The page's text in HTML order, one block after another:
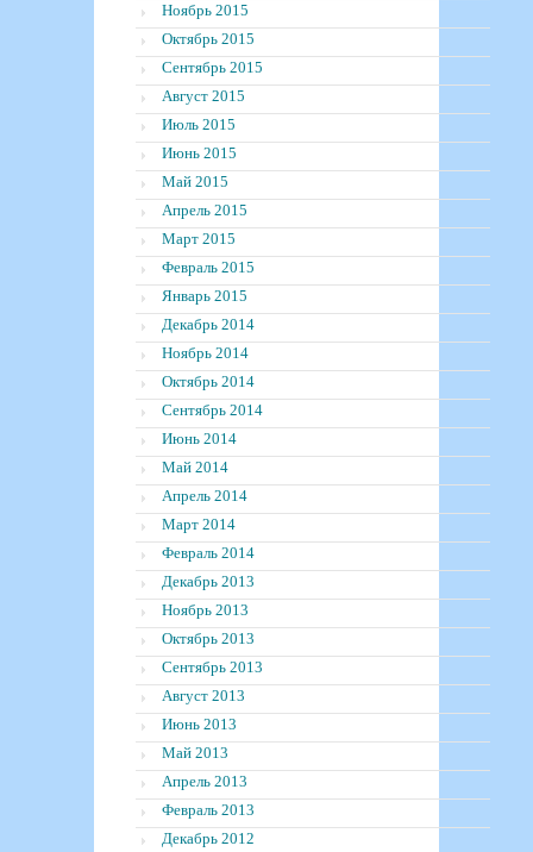
Ноябрь 2015
Октябрь 2015
Сентябрь 2015
Август 2015
Июль 2015
Июнь 2015
Май 2015
Апрель 2015
Март 2015
Февраль 2015
Январь 2015
Декабрь 2014
Ноябрь 2014
Октябрь 2014
Сентябрь 2014
Июнь 2014
Май 2014
Апрель 2014
Март 2014
Февраль 2014
Декабрь 2013
Ноябрь 2013
Октябрь 2013
Сентябрь 2013
Август 2013
Июнь 2013
Май 2013
Апрель 2013
Февраль 2013
Декабрь 2012